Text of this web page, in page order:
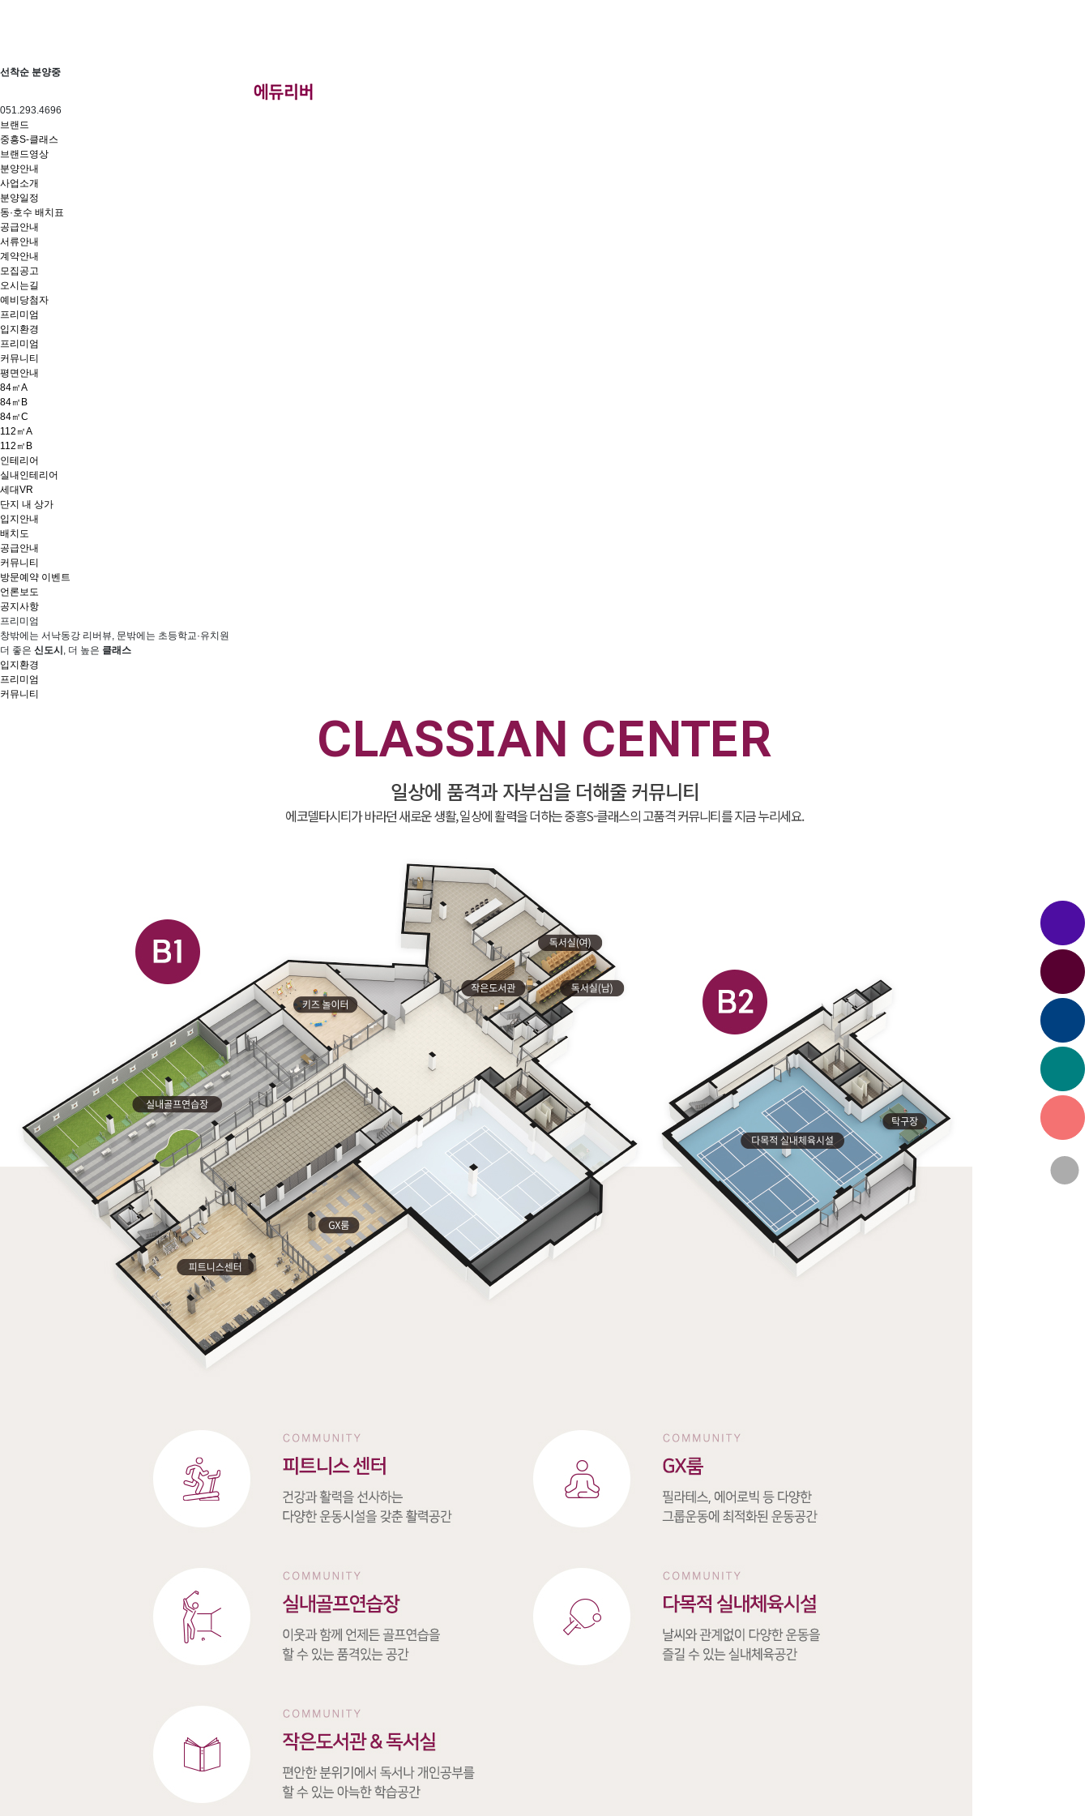
선착순 분양중
051.293.4696
브랜드
중흥S-클래스
브랜드영상
분양안내
사업소개
분양일정
동·호수 배치표
공급안내
서류안내
계약안내
모집공고
오시는길
예비당첨자
프리미엄
입지환경
프리미엄
커뮤니티
평면안내
84㎡A
84㎡B
84㎡C
112㎡A
112㎡B
인테리어
실내인테리어
세대VR
단지 내 상가
입지안내
배치도
공급안내
커뮤니티
방문예약 이벤트
언론보도
공지사항
프리미엄
창밖에는 서낙동강 리버뷰, 문밖에는 초등학교·유치원
더 좋은 신도시 , 더 높은 클래스
입지환경
프리미엄
커뮤니티
CLASSIAN CENTER
일상에 품격과 자부심을 더해줄 커뮤니티
에코델타시티가 바라던 새로운 생활, 일상에 활력을 더하는 중흥S-클래스의 고품격 커뮤니티를 지금 누리세요.